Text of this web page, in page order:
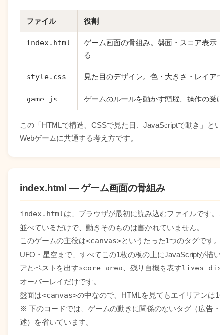
ファイル 役割
index.html
ゲーム画面の骨組み。盤面・スコア表
る
style.css 見た目のデザイン。色・大きさ・レイ
game.js ゲームのルールを動かす頭脳。操作の
この「HTMLで構造、CSSで見た目、JavaScriptで動き」と
Webゲームに共通する考え方です。
index.html — ゲーム画面の骨組み
index.htmlは、ブラウザが最初に読み込むファイルです
並べているだけで、動きそのものは書かれていません。
このゲームの主役は<canvas>というたった1つのタグです
UFO・星空まで、すべてこの1枚の板の上にJavaScriptが描
アとベストを出すscore-area 、残り自機を表すlives-
オーバーレイだけです。
盤面は<canvas>の中なので、HTMLを見てもエイリアンは
※ 下のコードでは、ゲームの動きに関係のないタグ（広告
述）を省いています。